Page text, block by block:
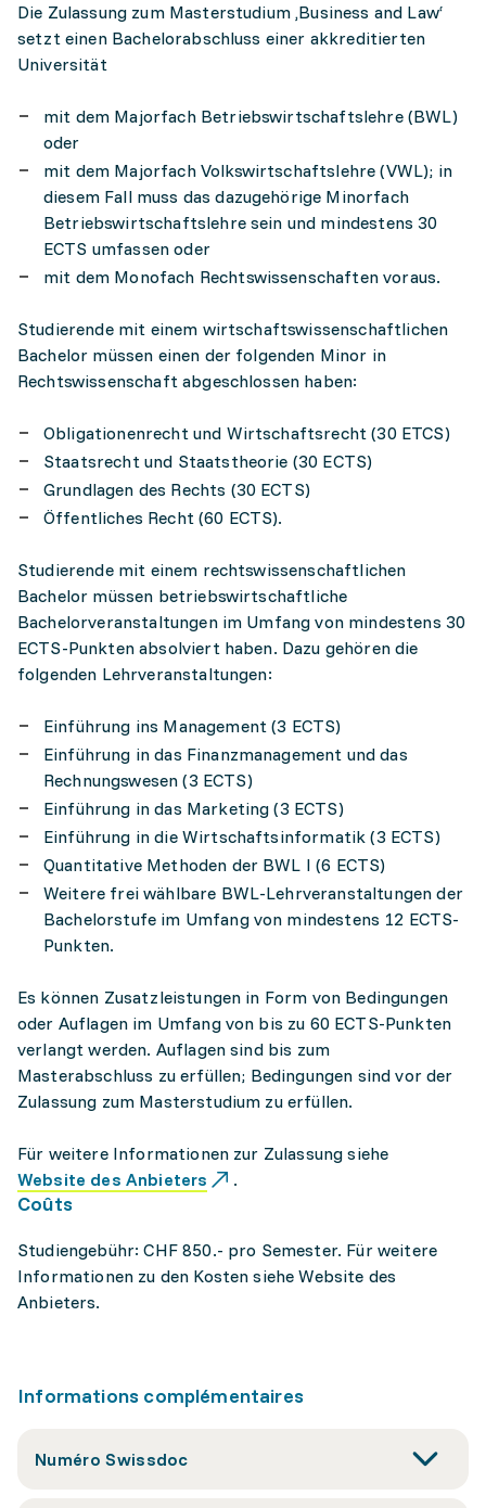
Die Zulassung zum Masterstudium ‚Business and Law‘
setzt einen Bachelorabschluss einer akkreditierten
Universität
mit dem Majorfach Betriebswirtschaftslehre (BWL)
oder
mit dem Majorfach Volkswirtschaftslehre (VWL); in
diesem Fall muss das dazugehörige Minorfach
Betriebswirtschaftslehre sein und mindestens 30
ECTS umfassen oder
mit dem Monofach Rechtswissenschaften voraus.
Studierende mit einem wirtschaftswissenschaftlichen
Bachelor müssen einen der folgenden Minor in
Rechtswissenschaft abgeschlossen haben:
Obligationenrecht und Wirtschaftsrecht (30 ETCS)
Staatsrecht und Staatstheorie (30 ECTS)
Grundlagen des Rechts (30 ECTS)
Öffentliches Recht (60 ECTS).
Studierende mit einem rechtswissenschaftlichen
Bachelor müssen betriebswirtschaftliche
Bachelorveranstaltungen im Umfang von mindestens 30
ECTS-Punkten absolviert haben. Dazu gehören die
folgenden Lehrveranstaltungen:
Einführung ins Management (3 ECTS)
Einführung in das Finanzmanagement und das
Rechnungswesen (3 ECTS)
Einführung in das Marketing (3 ECTS)
Einführung in die Wirtschaftsinformatik (3 ECTS)
Quantitative Methoden der BWL I (6 ECTS)
Weitere frei wählbare BWL-Lehrveranstaltungen der
Bachelorstufe im Umfang von mindestens 12 ECTS-
Punkten.
Es können Zusatzleistungen in Form von Bedingungen
oder Auflagen im Umfang von bis zu 60 ECTS-Punkten
verlangt werden. Auflagen sind bis zum
Masterabschluss zu erfüllen; Bedingungen sind vor der
Zulassung zum Masterstudium zu erfüllen.
Für weitere Informationen zur Zulassung siehe
Website des Anbieters
.
Coûts
Studiengebühr: CHF 850.- pro Semester. Für weitere
Informationen zu den Kosten siehe Website des
Anbieters.
Informations complémentaires
Numéro Swissdoc